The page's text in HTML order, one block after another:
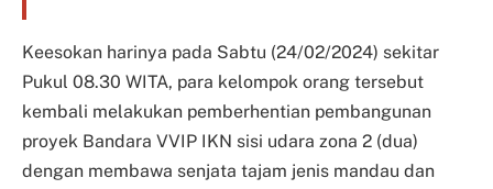
Keesokan harinya pada Sabtu (24/02/2024) sekitar
Pukul 08.30 WITA, para kelompok orang tersebut
kembali melakukan pemberhentian pembangunan
proyek Bandara VVIP IKN sisi udara zona 2 (dua)
dengan membawa senjata tajam jenis mandau dan